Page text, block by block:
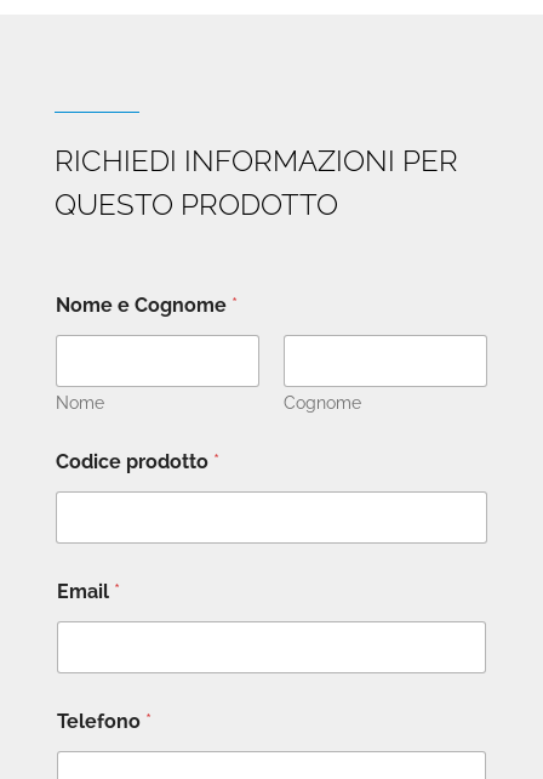
RICHIEDI INFORMAZIONI PER
QUESTO PRODOTTO
Nome e Cognome *
Nome Cognome
Codice prodotto *
Email *
Telefono *